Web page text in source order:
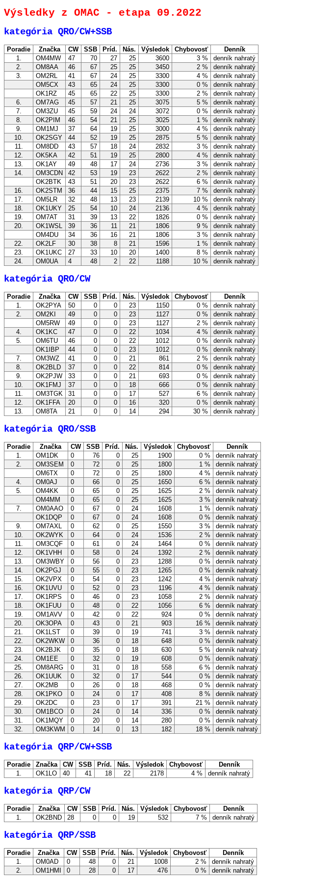
Výsledky z OMAC - etapa 09.2022
kategória QRO/CW+SSB
Poradie Značka CW SSB Príd. Nás. Výsledok Chybovosť
Denník
1.
OM4MW 47 70 27 25 3600 3 %
denník nahratý
2.
OM8AA 46 67 25 25 3450 2 %
denník nahratý
3.
OM2RL 41 67 24 25 3300 4 %
denník nahratý
OM5CX
43 65 24 25 3300 0 %
denník nahratý
OK1RZ
45 65 22 25 3300 2 %
denník nahratý
6.
OM7AG 45 57 21 25 3075 5 %
denník nahratý
7.
OM3ZU 45 59 24 24 3072 0 %
denník nahratý
8.
OK2PIM 46 54 21 25 3025 1 %
denník nahratý
9.
OM1MJ 37 64 19 25 3000 4 %
denník nahratý
10.
OK2SGY 44 52 19 25 2875 5 %
denník nahratý
11.
OM8DD 43 57 18 24 2832 3 %
denník nahratý
12.
OK5KA 42 51 19 25 2800 4 %
denník nahratý
13.
OK1AY 49 48 17 24 2736 3 %
denník nahratý
14.
OM3CDN 42 53 19 23 2622 2 %
denník nahratý
OK2BTK
43 51 20 23 2622 6 %
denník nahratý
16.
OK2STM 36 44 15 25 2375 7 %
denník nahratý
17.
OM5LR 32 48 13 23 2139 10 %
denník nahratý
18.
OK1UKY 25 54 10 24 2136 4 %
denník nahratý
19.
OM7AT 31 39 13 22 1826 0 %
denník nahratý
20.
OK1WSL 39 36 11 21 1806 9 %
denník nahratý
OM4DU
34 36 16 21 1806 3 %
denník nahratý
22.
OK2LF 30 38 8 21 1596 1 %
denník nahratý
23.
OK1UKC 27 33 10 20 1400 8 %
denník nahratý
24.
OM0UA 4 48 2 22 1188 10 % denník nahratý
kategória QRO/CW
Poradie Značka CW SSB Príd. Nás. Výsledok Chybovosť
Denník
1.
OK2PYA 50 0 0 23 1150 0 %
denník nahratý
2.
OM2KI 49 0 0 23 1127 0 %
denník nahratý
OM5RW
49 0 0 23 1127 2 %
denník nahratý
4.
OK1KC 47 0 0 22 1034 4 %
denník nahratý
5.
OM6TU 46 0 0 22 1012 0 %
denník nahratý
OK1IBP
44 0 0 23 1012 0 %
denník nahratý
7.
OM3WZ 41 0 0 21 861 2 %
denník nahratý
8.
OK2BLD 37 0 0 22 814 0 %
denník nahratý
9.
OK2PJW 33 0 0 21 693 0 %
denník nahratý
10.
OK1FMJ 37 0 0 18 666 0 %
denník nahratý
11.
OM3TGK 31 0 0 17 527 6 %
denník nahratý
12.
OK1FFA 20 0 0 16 320 0 %
denník nahratý
13.
OM8TA 21 0 0 14 294 30 % denník nahratý
kategória QRO/SSB
Poradie Značka CW SSB Príd. Nás. Výsledok Chybovosť
Denník
1.
OM1DK 0 76 0 25 1900 0 %
denník nahratý
2.
OM3SEM 0 72 0 25 1800 1 %
denník nahratý
OM6TX
0 72 0 25 1800 4 %
denník nahratý
4.
OM0AJ 0 66 0 25 1650 6 %
denník nahratý
5.
OM4KK 0 65 0 25 1625 2 %
denník nahratý
OM4MM
0 65 0 25 1625 3 %
denník nahratý
7.
OM0AAO 0 67 0 24 1608 1 %
denník nahratý
OK1DQP
0 67 0 24 1608 0 %
denník nahratý
9.
OM7AXL 0 62 0 25 1550 3 %
denník nahratý
10.
OK2WYK 0 64 0 24 1536 2 %
denník nahratý
11.
OM3CQF 0 61 0 24 1464 0 %
denník nahratý
12.
OK1VHH 0 58 0 24 1392 2 %
denník nahratý
13.
OM3WBY 0 56 0 23 1288 0 %
denník nahratý
14.
OK2PGJ 0 55 0 23 1265 0 %
denník nahratý
15.
OK2VPX 0 54 0 23 1242 4 %
denník nahratý
16.
OK1UVU 0 52 0 23 1196 4 %
denník nahratý
17.
OK1RPS 0 46 0 23 1058 2 %
denník nahratý
18.
OK1FUU 0 48 0 22 1056 6 %
denník nahratý
19.
OM1AVV 0 42 0 22 924 0 %
denník nahratý
20.
OK3OPA 0 43 0 21 903 16 %
denník nahratý
21.
OK1LST 0 39 0 19 741 3 %
denník nahratý
22.
OK2WKW 0 36 0 18 648 0 %
denník nahratý
23.
OK2BJK 0 35 0 18 630 5 %
denník nahratý
24.
OM1EE 0 32 0 19 608 0 %
denník nahratý
25.
OM8ARG 0 31 0 18 558 6 %
denník nahratý
26.
OK1UUK 0 32 0 17 544 0 %
denník nahratý
27.
OK2MB 0 26 0 18 468 0 %
denník nahratý
28.
OK1PKO 0 24 0 17 408 8 %
denník nahratý
29.
OK2DC 0 23 0 17 391 21 %
denník nahratý
30.
OM1BCO 0 24 0 14 336 0 %
denník nahratý
31.
OK1MQY 0 20 0 14 280 0 %
denník nahratý
32.
OM3KWM 0 14 0 13 182 18 % denník nahratý
kategória QRP/CW+SSB
Poradie Značka CW SSB Príd. Nás. Výsledok Chybovosť
Denník
1.
OK1LO 40 41 18 22 2178 4 % denník nahratý
kategória QRP/CW
Poradie Značka CW SSB Príd. Nás. Výsledok Chybovosť
Denník
1.
OK2BND 28 0 0 19 532 7 % denník nahratý
kategória QRP/SSB
Poradie Značka CW SSB Príd. Nás. Výsledok Chybovosť
Denník
1.
OM0AD 0 48 0 21 1008 2 %
denník nahratý
2.
OM1HMI 0 28 0 17 476 0 % denník nahratý